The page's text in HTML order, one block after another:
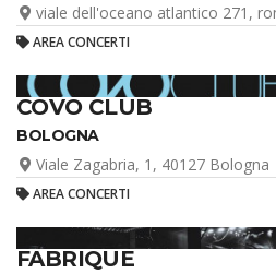
viale dell'oceano atlantico 271,
AREA CONCERTI
COVO CLUB
BOLOGNA
Viale Zagabria, 1, 40127 Bologna
AREA CONCERTI
FABRIQUE